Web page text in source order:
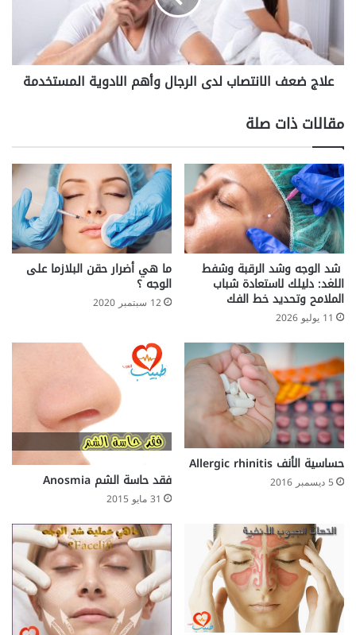
وأهم
الادوية
المستخدمة
علاج ضعف الانتصاب لدى الرجال وأهم الادوية المستخدمة
مقالات ذات صلة
شد الوجه وشد الرقبة وشفط
اللغد: دليلك لاستعادة شباب
الملامح وتحديد خط الفك
11 يوليو 2026
ما هي أضرار حقن البلازما على
الوجه ؟
12 سبتمبر 2020
حساسية الأنف Allergic rhinitis
5 ديسمبر 2016 فقد حاسة الشم Anosmia
31 مايو 2015